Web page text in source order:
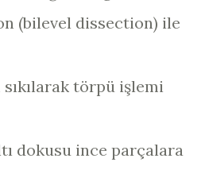
(bilevel dissection) ile
törpü işlemi
dokusu ince parçalara